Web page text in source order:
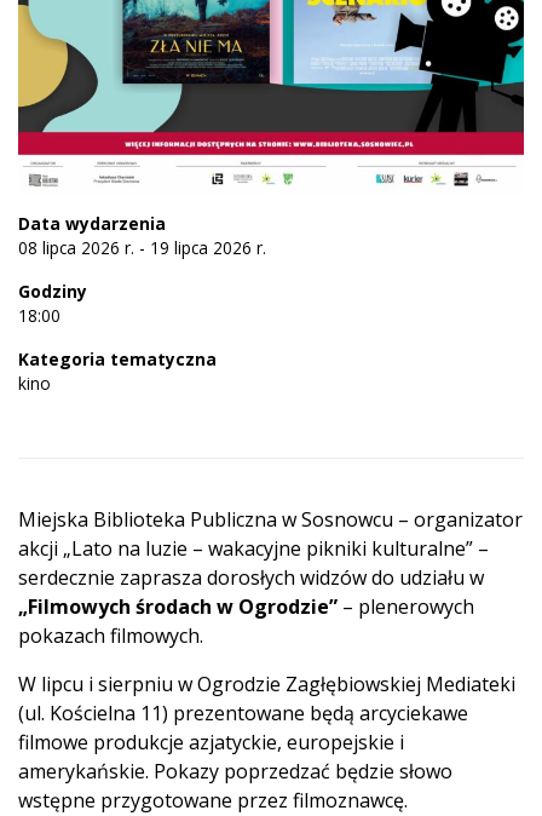
Data wydarzenia
08 lipca 2026 r. - 19 lipca 2026 r.
Godziny
18:00
Kategoria tematyczna
kino
Miejska Biblioteka Publiczna w Sosnowcu – organizator
akcji „Lato na luzie – wakacyjne pikniki kulturalne” –
serdecznie zaprasza dorosłych widzów do udziału w
„Filmowych środach w Ogrodzie” – plenerowych
pokazach filmowych.
W lipcu i sierpniu w Ogrodzie Zagłębiowskiej Mediateki
(ul. Kościelna 11) prezentowane będą arcyciekawe
filmowe produkcje azjatyckie, europejskie i
amerykańskie. Pokazy poprzedzać będzie słowo
wstępne przygotowane przez filmoznawcę.